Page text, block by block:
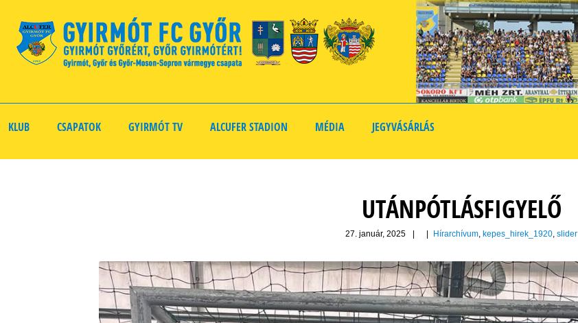
KLUB CSAPATOK GYIRMÓT TV ALCUFER STADION MÉDIA JEGYVÁSÁRLÁS
UTÁNPÓTLÁSFIGYELŐ
27. január, 2025 Hírarchívum, kepes_hirek_1920, slider